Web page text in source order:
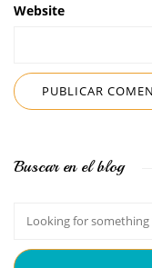
Website
Buscar en el blog